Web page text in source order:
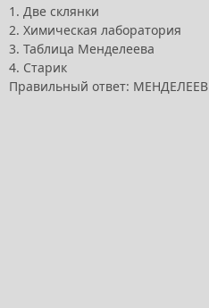
1. Две склянки
2. Химическая лаборатория
3. Таблица Менделеева
4. Старик
Правильный ответ: МЕНДЕЛЕЕВ